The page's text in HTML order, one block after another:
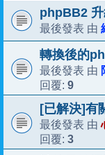
phpBB2
最後發表 由
轉換後的
最後發表 由
回覆: 9
[已解決]有
最後發表 由
回覆: 3